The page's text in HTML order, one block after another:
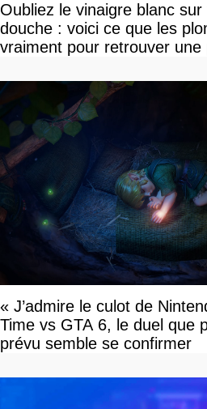
Oubliez le vinaigre blanc
douche : voici ce que les
vraiment pour retrouver une
« J’admire le culot de
Time vs GTA 6, le duel que
prévu semble se confirmer